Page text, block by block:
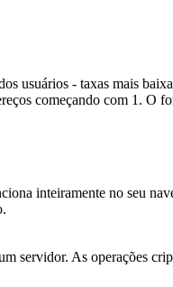
usuários - taxas mais
começando com 1. O
inteiramente no seu
servidor. As operações